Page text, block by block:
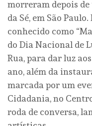
morreram depois
da Sé, em São
conhecido como
do Dia Nacional de
Rua, para dar luz
ano, além da
marcada por um
Cidadania, no
roda de conversa,